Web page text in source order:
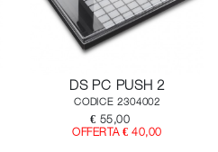
DS PC PUSH 2
CODICE 2304002
€ 55,00
OFFERTA € 40,00